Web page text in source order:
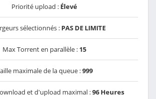
Priorité upload : Élevé
sélectionnés : PAS DE LIMITE
Max Torrent en parallèle : 15
maximale de la queue :999
et d'upload maximal :96 Heures